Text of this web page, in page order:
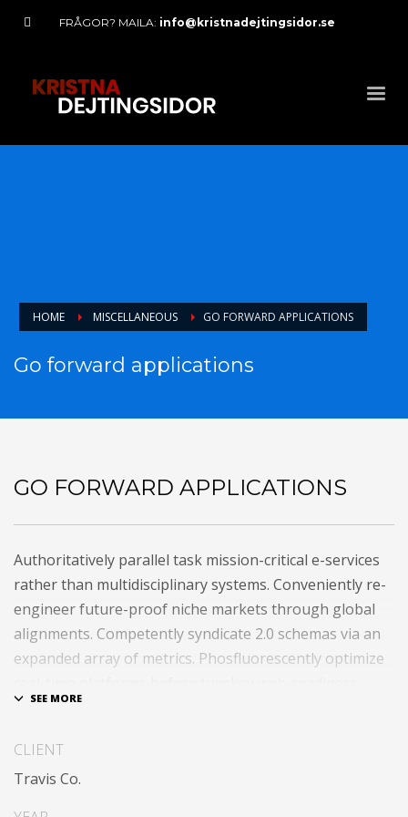
FRÅGOR? MAILA: info@kristnadejtingsidor.se
HOME MISCELLANEOUS GO FORWARD APPLICATIONS
Go forward applications
GO FORWARD APPLICATIONS
Authoritatively parallel task mission-critical e-services
rather than multidisciplinary systems. Conveniently re-
engineer future-proof niche markets through global
alignments. Competently syndicate 2.0 schemas via an
expanded array of metrics. Phosfluorescently optimize
Seamlessly integrate high-payoff catalysts for change
Uniquely streamline future-proof resources before
CLIENT
Travis Co.